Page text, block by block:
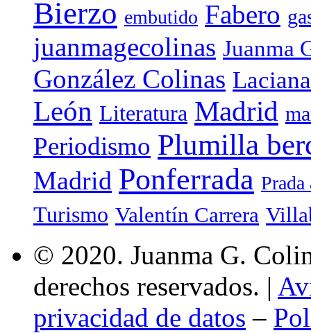
Bierzo embutido Fabero
juanmagecolinas Juanma
González Colinas Laciana
León Literatura Madrid
Periodismo Plumilla
Madrid Ponferrada Prada
Turismo Valentín Carrera
© 2020. Juanma G.
derechos reservados. |
privacidad de datos –